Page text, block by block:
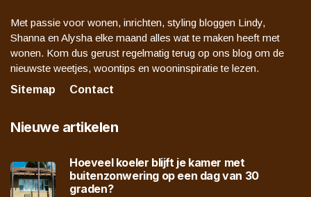
Met passie voor wonen, inrichten, styling bloggen Lindy,
Shanna en Alysha elke maand alles wat te maken heeft met
wonen. Kom dus gerust regelmatig terug op ons blog om de
nieuwste weetjes, woontips en wooninspiratie te lezen.
Sitemap
Contact
Nieuwe artikelen
Hoeveel koeler blijft je kamer met
buitenzonwering op een dag van 30
graden?